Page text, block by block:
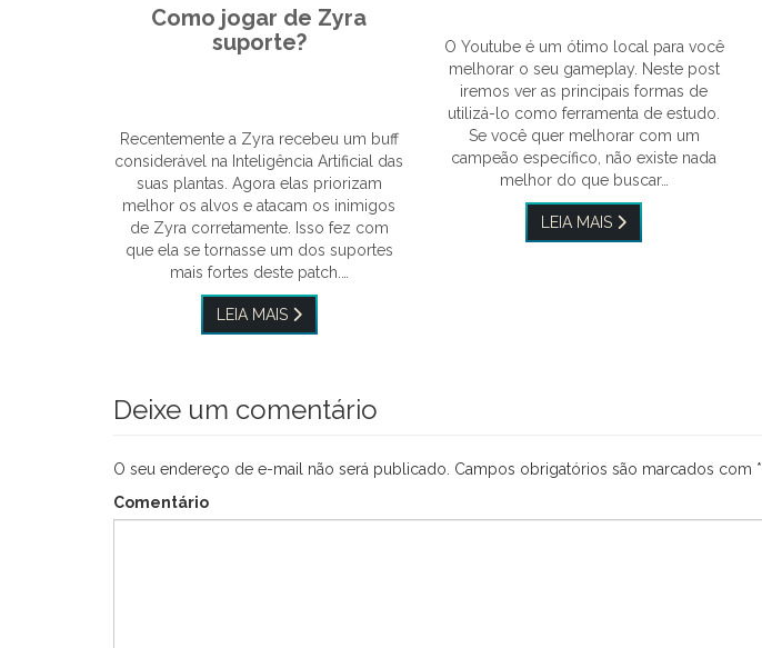
Como jogar de Zyra
suporte?
Recentemente a Zyra recebeu um buff
considerável na Inteligência Artificial das
suas plantas. Agora elas priorizam
melhor os alvos e atacam os inimigos
de Zyra corretamente. Isso fez com
que ela se tornasse um dos suportes
mais fortes deste patch.…
LEIA MAIS
O Youtube é um ótimo local para você
melhorar o seu gameplay. Neste post
iremos ver as principais formas de
utilizá-lo como ferramenta de estudo.
Se você quer melhorar com um
campeão específico, não existe nada
melhor do que buscar…
LEIA MAIS
Deixe um comentário
O seu endereço de e-mail não será publicado. Campos obrigatórios são marcados com *
Comentário